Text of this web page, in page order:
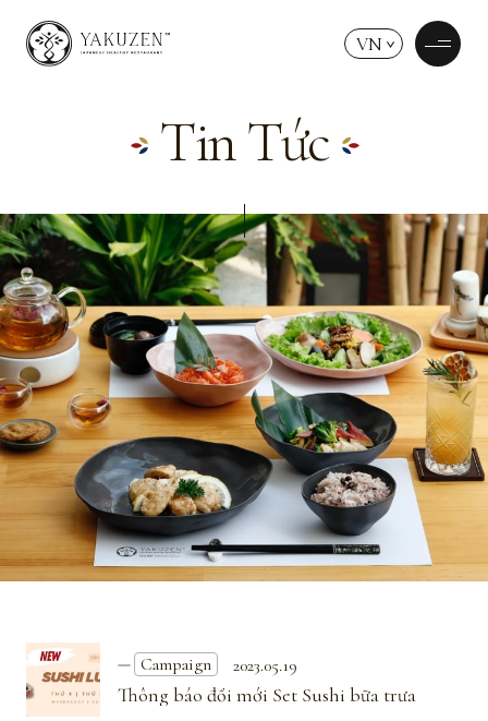
VN
Tin Tức
2023.05.19
Campaign
Thông báo đổi mới Set Sushi bữa trưa